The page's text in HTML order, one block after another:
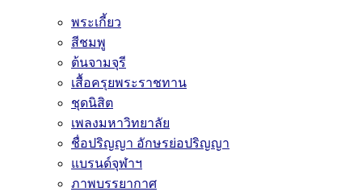
พระเกี้ยว
สีชมพู
ต้นจามจุรี
เสื้อครุยพระราชทาน
ชุดนิสิต
เพลงมหาวิทยาลัย
ชื่อปริญญา อักษรย่อปริญญา
แบรนด์จุฬาฯ
ภาพบรรยากาศ